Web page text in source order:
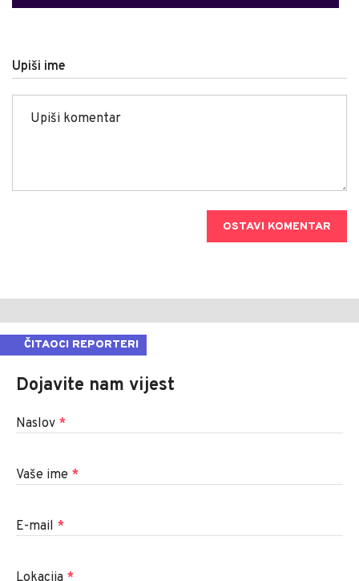
Upiši ime
OSTAVI KOMENTAR
ČITAOCI REPORTERI
Dojavite nam vijest
Naslov *
Vaše ime *
E-mail *
Lokacija *